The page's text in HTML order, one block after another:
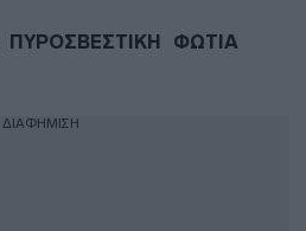
ΠΥΡΟΣΒΕΣΤΙΚΗ
ΦΩΤΙΑ
ΔΙΑΦΗΜΙΣΗ